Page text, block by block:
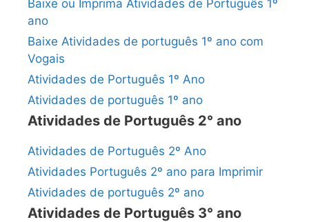
Baixe ou Imprima Atividades de Português 1º
ano
Baixe Atividades de português 1º ano com
Vogais
Atividades de Português 1º Ano
Atividades de português 1º ano
Atividades de Português 2° ano
Atividades de Português 2º Ano
Atividades Português 2º ano para Imprimir
Atividades de português 2º ano
Atividades de Português 3° ano